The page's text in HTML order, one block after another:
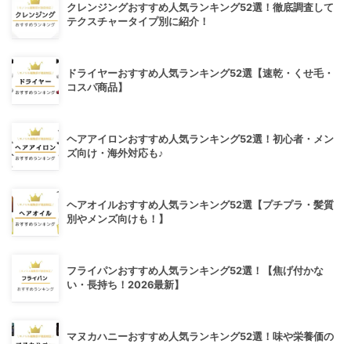
クレンジングおすすめ人気ランキング52選！徹底調査して
テクスチャータイプ別に紹介！
ドライヤーおすすめ人気ランキング52選【速乾・くせ毛・
コスパ商品】
ヘアアイロンおすすめ人気ランキング52選！初心者・メン
ズ向け・海外対応も♪
ヘアオイルおすすめ人気ランキング52選【プチプラ・髪質
別やメンズ向けも！】
フライパンおすすめ人気ランキング52選！【焦げ付かな
い・長持ち！2026最新】
マヌカハニーおすすめ人気ランキング52選！味や栄養価の